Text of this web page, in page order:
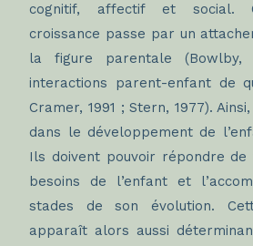
cognitif, affectif et social.
croissance passe par un
la figure parentale
interactions parent-enfant de
Cramer, 1991 ; Stern, 1977).
dans le développement de
Ils doivent pouvoir répondre de
besoins de l’enfant et
stades de son évolution.
apparaît alors aussi